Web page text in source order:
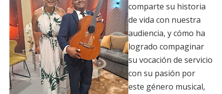
comparte su historia
de vida con nuestra
audiencia, y cómo ha
logrado compaginar
su vocación de servicio
con su pasión por
este género musical,